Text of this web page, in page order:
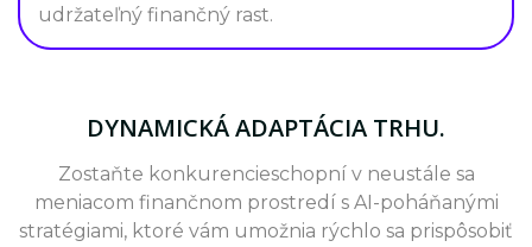
udržateľný finančný rast.
DYNAMICKÁ ADAPTÁCIA TRHU.
Zostaňte konkurencieschopní v neustále sa
meniacom finančnom prostredí s AI-poháňanými
stratégiami, ktoré vám umožnia rýchlo sa prispôsobiť